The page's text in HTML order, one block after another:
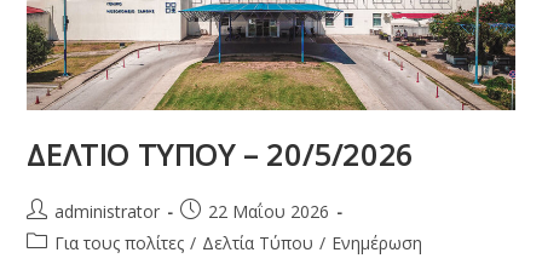
ΔΕΛΤΙΟ ΤΥΠΟΥ – 20/5/2026
administrator
22 Μαΐου 2026
Για τους πολίτες / Δελτία Τύπου / Ενημέρωση